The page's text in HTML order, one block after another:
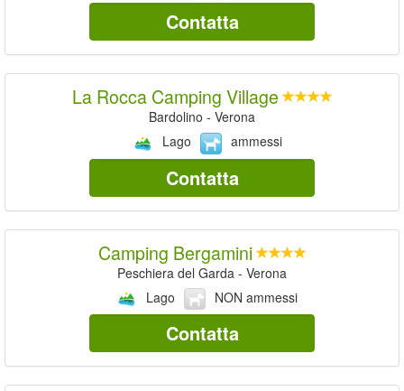
Contatta
La Rocca Camping Village
Bardolino - Verona
Lago
ammessi
Contatta
Camping Bergamini
Peschiera del Garda - Verona
Lago
NON ammessi
Contatta